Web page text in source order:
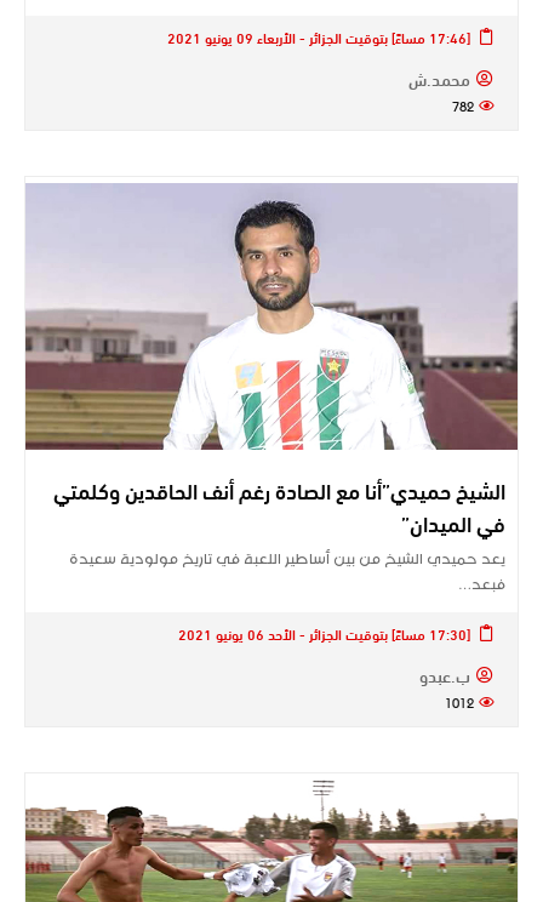
[17:46 مساءً] بتوقيت الجزائر - الأربعاء 09 يونيو 2021
محمد.ش
782
الشيخ حميدي”أنا مع الصادة رغم أنف الحاقدين وكلمتي
في الميدان”
يعد حميدي الشيخ من بين أساطير اللعبة في تاريخ مولودية سعيدة
فبعد…
[17:30 مساءً] بتوقيت الجزائر - الأحد 06 يونيو 2021
ب.عبدو
1012